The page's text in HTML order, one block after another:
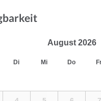
August 2026
Di Mi Do